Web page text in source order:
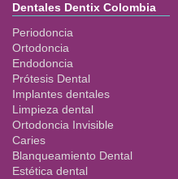
Dentales Dentix Colombia
Periodoncia
Ortodoncia
Endodoncia
Prótesis Dental
Implantes dentales
Limpieza dental
Ortodoncia Invisible
Caries
Blanqueamiento Dental
Estética dental